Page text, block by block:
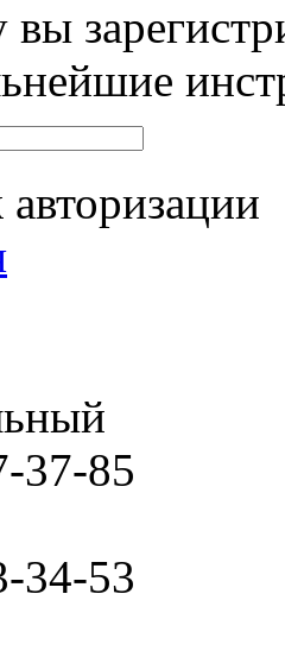
вы
37-85
34-53